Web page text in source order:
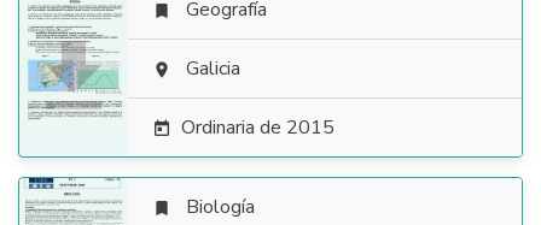

 Geografía
 Galicia
 Ordinaria de 2015
 Biología